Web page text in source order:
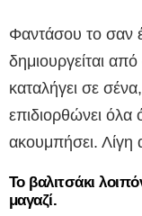
Φαντάσου το σαν
δημιουργείται
καταλήγει σε
επιδιορθώνει όλα
ακουμπήσει. Λίγη
Το βαλιτσάκι
μαγαζί.